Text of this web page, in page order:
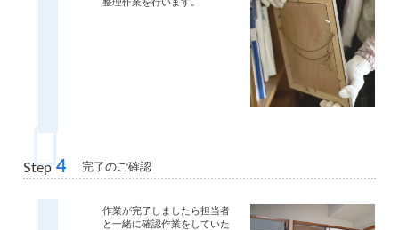
Step 4 完了のご確認
作業が完了しましたら担当者
と一緒に確認作業をしていた